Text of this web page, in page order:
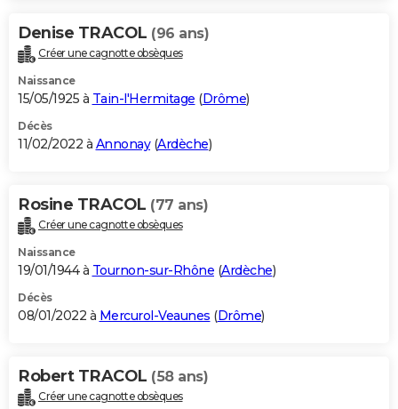
Denise TRACOL (96 ans)
Créer une cagnotte obsèques
Naissance
15/05/1925 à Tain-l'Hermitage (Drôme)
Décès
11/02/2022 à Annonay(Ardèche)
Rosine TRACOL (77 ans)
Créer une cagnotte obsèques
Naissance
19/01/1944 à Tournon-sur-Rhône (Ardèche)
Décès
08/01/2022 à Mercurol-Veaunes (Drôme)
Robert TRACOL (58 ans)
Créer une cagnotte obsèques